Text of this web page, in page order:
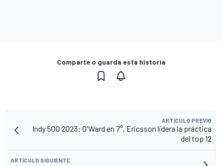
Comparte o guarda esta historia
ARTÍCULO PREVIO
Indy 500 2023: O'Ward en 7°, Ericsson lidera la práctica
del top 12
ARTÍCULO SIGUIENTE